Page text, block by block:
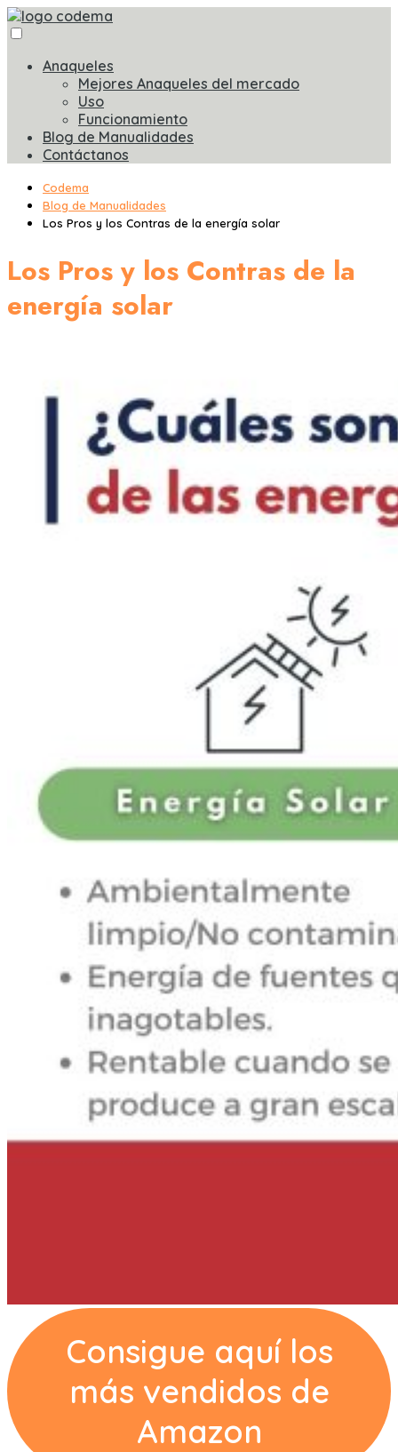
Anaqueles
Mejores Anaqueles del mercado
Uso
Funcionamiento
Blog de Manualidades
Contáctanos
Codema
Blog de Manualidades
Los Pros y los Contras de la energía solar
Los Pros y los Contras de la
energía solar
Consigue aquí los
más vendidos de
Amazon